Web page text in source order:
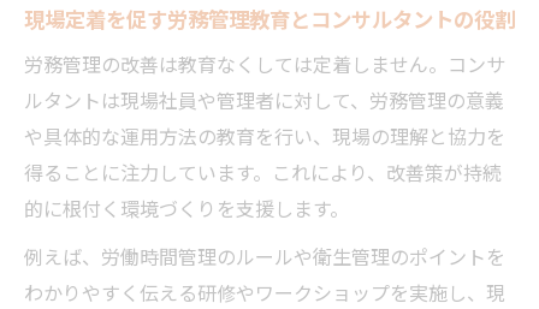
現場定着を促す労務管理教育とコンサルタントの役割
労務管理の改善は教育なくしては定着しません。コンサ
ルタントは現場社員や管理者に対して、労務管理の意義
や具体的な運用方法の教育を行い、現場の理解と協力を
得ることに注力しています。これにより、改善策が持続
的に根付く環境づくりを支援します。
例えば、労働時間管理のルールや衛生管理のポイントを
わかりやすく伝える研修やワークショップを実施し、現